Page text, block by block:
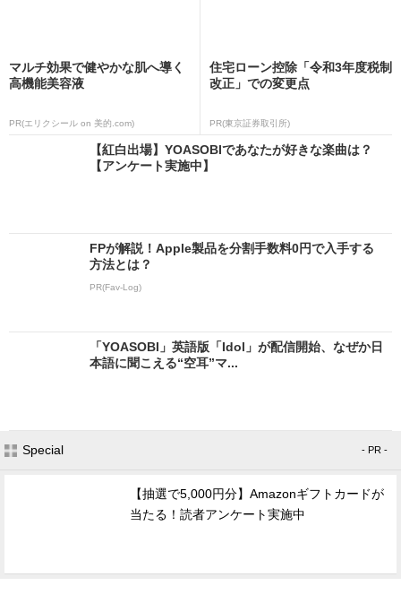
マルチ効果で健やかな肌へ導く
高機能美容液
PR(エリクシール on 美的.com)
住宅ローン控除「令和3年度税制
改正」での変更点
PR(東京証券取引所)
【紅白出場】YOASOBIであなたが好きな楽曲は？
【アンケート実施中】
FPが解説！Apple製品を分割手数料0円で入手する
方法とは？
PR(Fav-Log)
「YOASOBI」英語版「Idol」が配信開始、なぜか日
本語に聞こえる“空耳”マ...
Special - PR -
【抽選で5,000円分】Amazonギフトカードが
当たる！読者アンケート実施中